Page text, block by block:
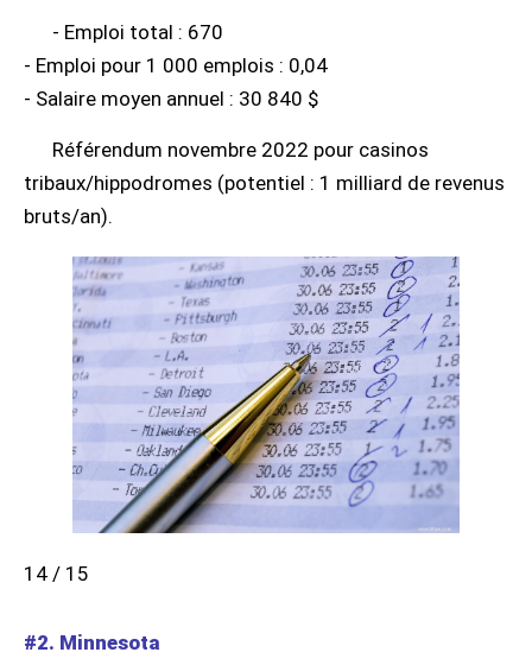
- Emploi total : 670
- Emploi pour 1 000 emplois : 0,04
- Salaire moyen annuel : 30 840 $
Référendum novembre 2022 pour casinos
tribaux/hippodromes (potentiel : 1 milliard de revenus
bruts/an).
14 / 15
#2. Minnesota